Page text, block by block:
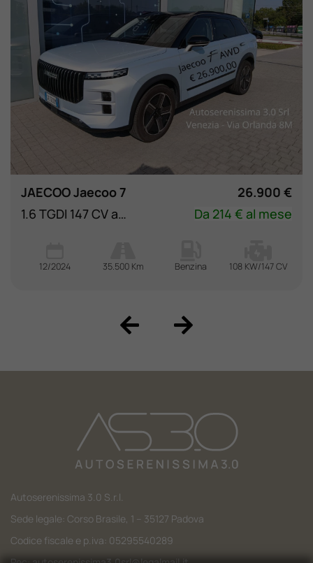
JAECOO Jaecoo 7
26.900 €
1.6 TGDI 147 CV aut. 4WD Exclusive
Da 214 € al mese
12/2024 35.500 Km Benzina 108 KW/147 CV
Autoserenissima 3.0 S.r.l.
Sede legale: Corso Brasile, 1 – 35127 Padova
Codice fiscale e p.iva: 05295540289